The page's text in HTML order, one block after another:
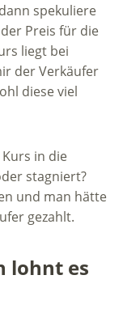
spekuliere
Preis für die
liegt bei
der Verkäufer
diese viel
in die
stagniert?
und man hätte
gezahlt.
lohnt es